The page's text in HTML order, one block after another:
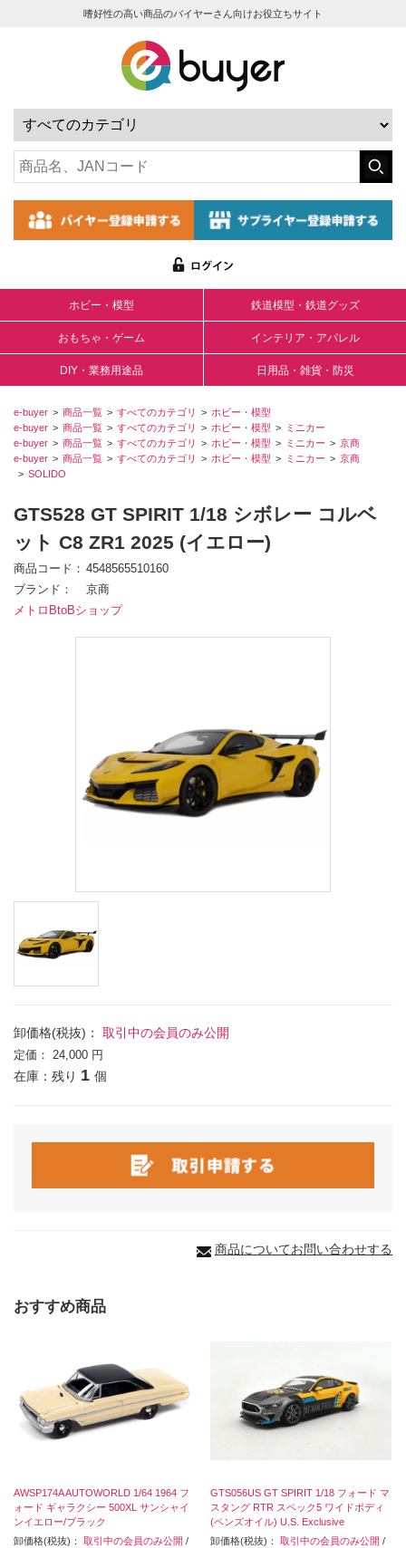
嗜好性の高い商品のバイヤーさん向けお役立ちサイト
ホビー・模型 鉄道模型・鉄道グッズ
おもちゃ・ゲーム インテリア・アパレル
DIY・業務用途品 日用品・雑貨・防災
e-buyer 商品一覧 すべてのカテゴリ
ホビー・模型
e-buyer
商品一覧 すべてのカテゴリ ホビー・模型
ミニカー
e-buyer
商品一覧 すべてのカテゴリ ホビー・模型 ミニカー
京商
e-buyer
商品一覧 すべてのカテゴリ ホビー・模型 ミニカー
京商
SOLIDO
GTS528 GT SPIRIT 1/18 シボレー コルベ
ット C8 ZR1 2025 (イエロー)
商品コード
4548565510160
ブランド
京商
メトロBtoBショップ
卸価格(税抜)： 取引中の会員のみ公開
定価： 24,000 円
在庫：残り 1 個
商品についてお問い合わせする
おすすめ商品
AWSP174A AUTOWORLD 1/64 1964 フ
ォード ギャラクシー 500XL サンシャイ
ンイエロー/ブラック
卸価格(税抜)： 取引中の会員のみ公開 /
GTS056US GT SPIRIT 1/18 フォード マ
スタング RTR スペック5 ワイドボディ
(ペンズオイル) U.S. Exclusive
卸価格(税抜)：取引中の会員のみ公開 /